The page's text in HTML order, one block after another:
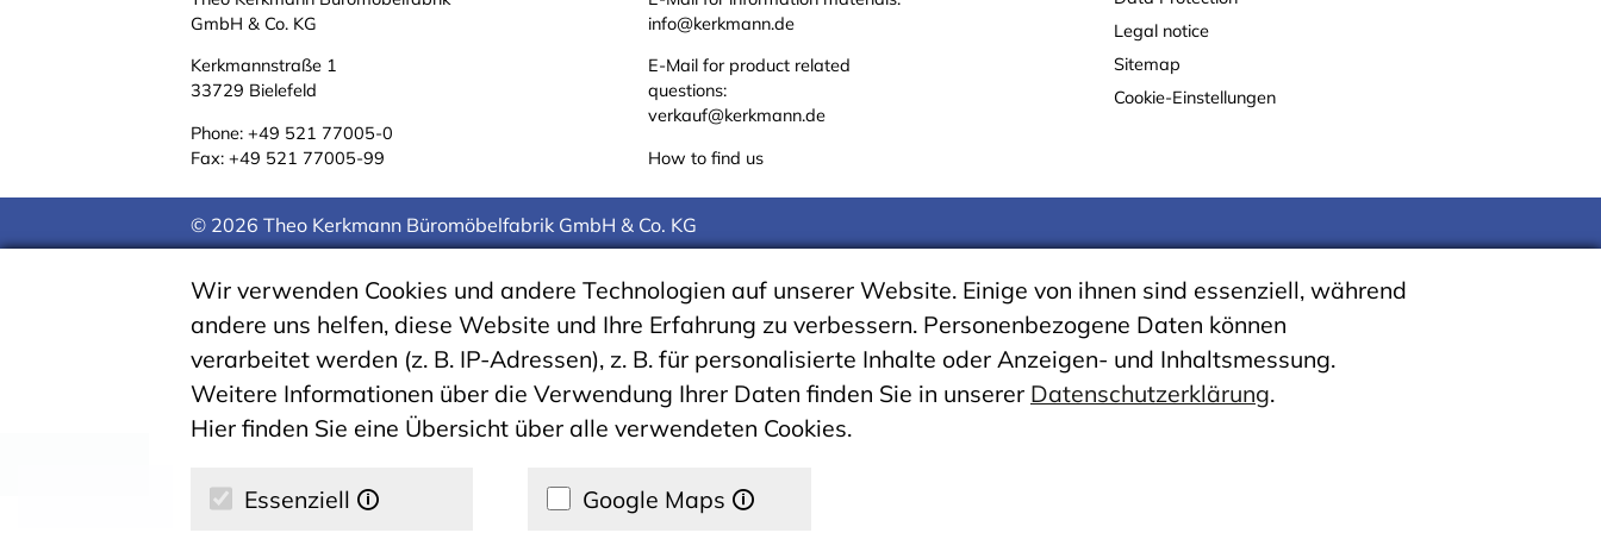
GmbH & Co. KG
Kerkmannstraße 1
33729 Bielefeld
Phone: +49 521 77005-0
Fax: +49 521 77005-99
info@kerkmann.de
E-Mail for product related
questions:
verkauf@kerkmann.de
How to find us
Legal notice
Sitemap
Cookie-Einstellungen
© 2026 Theo Kerkmann Büromöbelfabrik GmbH & Co. KG
Wir verwenden Cookies und andere Technologien auf unserer Website. Einige von ihnen sind essenziell, während
andere uns helfen, diese Website und Ihre Erfahrung zu verbessern. Personenbezogene Daten können
verarbeitet werden (z. B. IP-Adressen), z. B. für personalisierte Inhalte oder Anzeigen- und Inhaltsmessung.
Weitere Informationen über die Verwendung Ihrer Daten finden Sie in unserer Datenschutzerklärung.
Hier finden Sie eine Übersicht über alle verwendeten Cookies.
Essenziell 🛈 Google Maps 🛈